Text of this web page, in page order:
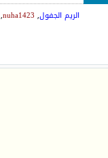
الريم الجفول,
nuha1423
,